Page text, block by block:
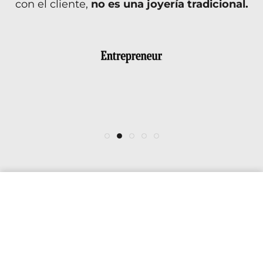
con el cliente, no es una joyería tradicional.
personal. No habrá otro igual.
completamente a mano por artesanos